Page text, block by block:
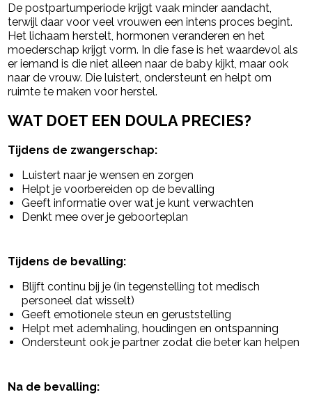
De postpartumperiode krijgt vaak minder aandacht,
terwijl daar voor veel vrouwen een intens proces begint.
Het lichaam herstelt, hormonen veranderen en het
moederschap krijgt vorm. In die fase is het waardevol als
er iemand is die niet alleen naar de baby kijkt, maar ook
naar de vrouw. Die luistert, ondersteunt en helpt om
ruimte te maken voor herstel.
WAT DOET EEN DOULA PRECIES?
Tijdens de zwangerschap:
Luistert naar je wensen en zorgen
Helpt je voorbereiden op de bevalling
Geeft informatie over wat je kunt verwachten
Denkt mee over je geboorteplan
Tijdens de bevalling:
Blijft continu bij je (in tegenstelling tot medisch
personeel dat wisselt)
Geeft emotionele steun en geruststelling
Helpt met ademhaling, houdingen en ontspanning
Ondersteunt ook je partner zodat die beter kan helpen
Na de bevalling: